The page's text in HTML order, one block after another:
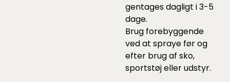
gentages dagligt i 3-5
dage.
Brug forebyggende
ved at spraye før og
efter brug af sko,
sportstøj eller udstyr.